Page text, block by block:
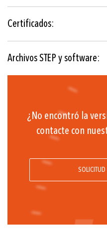
4 ... 20 mA
M12x1; MIL-C 26482; Cable
G1/4 h; G1/4 m Junta;
G1/4 m con
G1/2 m (Manómetro) EN
1/4NPT m; 1/4- 18 NPT h; 1/
M14x1.5 m, DIN6149-2;
Certificados:
Archivos STEP y software:
¿No encontró la
contacte con